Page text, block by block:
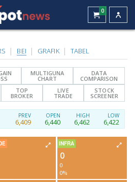
0
BEI GRAFIK TABEL
MULTIGUNA
CHART
DATA
COMPARISON
TOP
BROKER
LIVE
TRADE
STOCK
SCREENER
PREV
6,409
OPEN
6,440
HIGH
6,462
LOW
6,422
INFRA
0
0
0%